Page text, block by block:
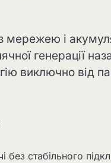
мережею і
генерації
виключно від
без стабільного